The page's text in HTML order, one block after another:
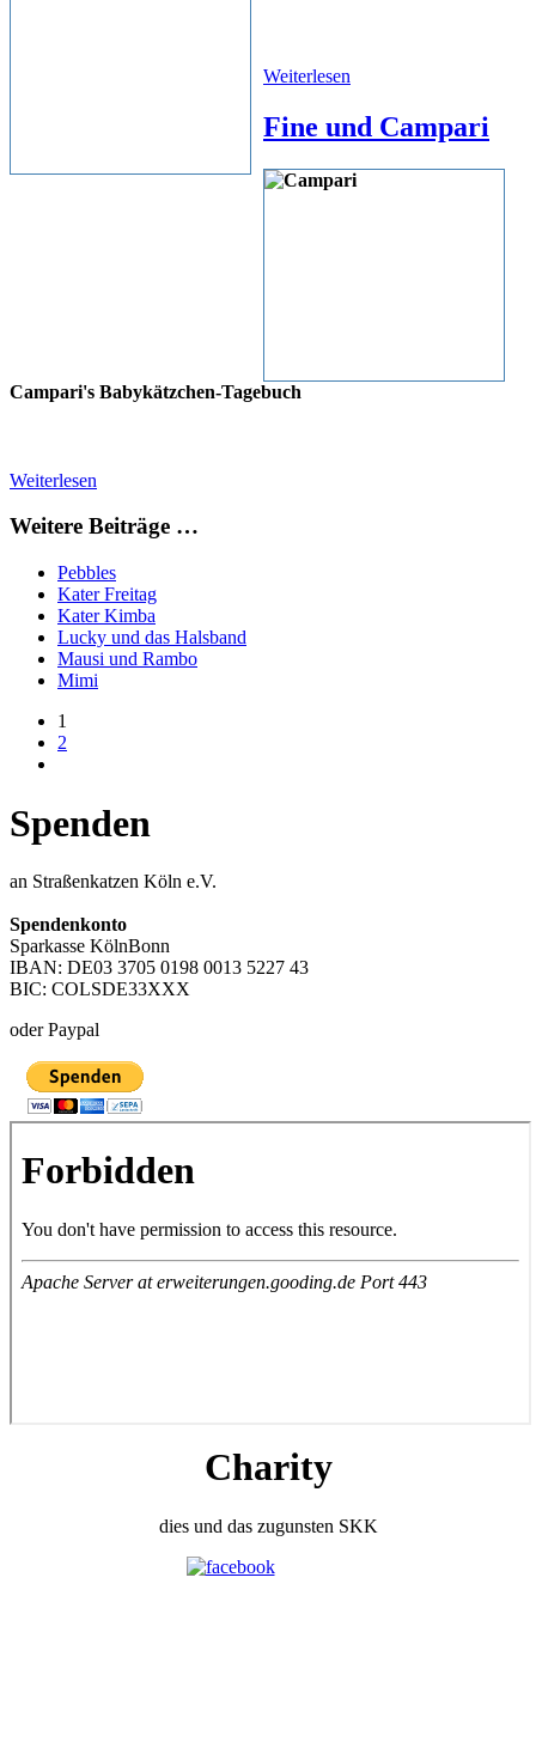
Weiterlesen
Fine und Campari
Campari's Babykätzchen-Tagebuch
Weiterlesen
Weitere Beiträge …
Pebbles
Kater Freitag
Kater Kimba
Lucky und das Halsband
Mausi und Rambo
Mimi
1
2
Spenden
an Straßenkatzen Köln e.V.
Spendenkonto
Sparkasse KölnBonn
IBAN: DE03 3705 0198 0013 5227 43
BIC: COLSDE33XXX
oder Paypal
Charity
dies und das zugunsten SKK